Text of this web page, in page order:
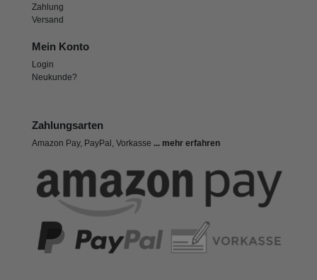
Zahlung
Versand
Mein Konto
Login
Neukunde?
Zahlungsarten
Amazon Pay, PayPal, Vorkasse ... mehr erfahren